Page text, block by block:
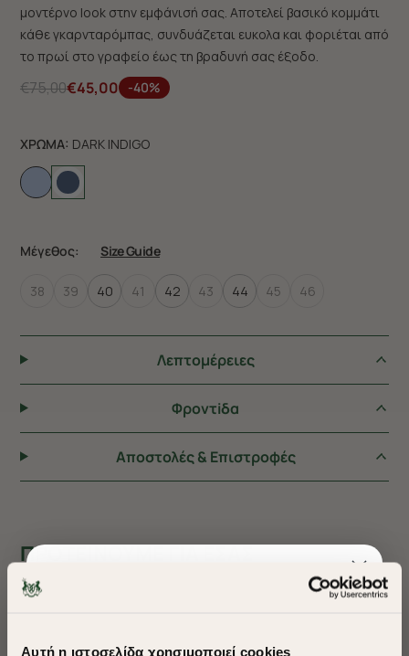
Αυτή η ιστοσελίδα χρησιμοποιεί cookies
μοντέρνο look στην εμφάνισή σας. Αποτελεί βασικό κομμάτι
κάθε γκαρνταρόμπας, συνδυάζεται ευκολα και φοριέται από
το πρωί στο γραφείο έως τη βραδυνή σας έξοδο.
€75,00€45,00 -40%
ΧΡΩΜΑ: DARK INDIGO
Μέγεθος: Size Guide
38 39 40 41 42 43 44 45 46
Λεπτομέρειες
Φροντiδα
Αποστολές & Επιστροφές
ΠΡΟΤΕΙΝΟΥΜΕ ΓΙΑ ΕΣΑΣ